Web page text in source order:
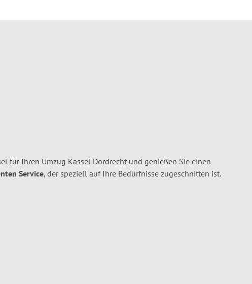
für Ihren Umzug Kassel Dordrecht und genießen Sie einen
Service, der speziell auf Ihre Bedürfnisse zugeschnitten ist.